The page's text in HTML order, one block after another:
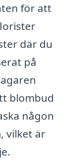
för att
där du
på
blombud
någon
vilket är